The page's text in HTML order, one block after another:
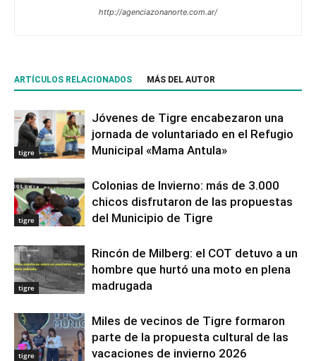
http://agenciazonanorte.com.ar/
ARTÍCULOS RELACIONADOS MÁS DEL AUTOR
tigre
Jóvenes de Tigre encabezaron una
jornada de voluntariado en el Refugio
Municipal «Mama Antula»
tigre
Colonias de Invierno: más de 3.000
chicos disfrutaron de las propuestas
del Municipio de Tigre
tigre
Rincón de Milberg: el COT detuvo a un
hombre que hurtó una moto en plena
madrugada
tigre
Miles de vecinos de Tigre formaron
parte de la propuesta cultural de las
vacaciones de invierno 2026